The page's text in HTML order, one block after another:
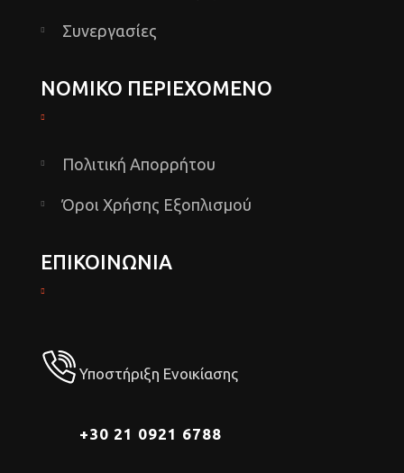
Συνεργασίες
ΝΟΜΙΚΟ ΠΕΡΙΕΧΟΜΕΝΟ
Πολιτική Απορρήτου
Όροι Χρήσης Εξοπλισμού
ΕΠΙΚΟΙΝΩΝΙΑ
Υποστήριξη Ενοικίασης
+30 21 0921 6788